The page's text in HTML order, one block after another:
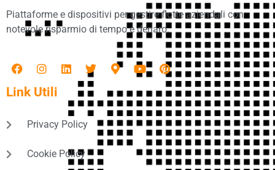
Piattaforme e dispositivi per gestire flotte aziendali con
notevole risparmio di tempo e denaro.
Link Utili
Privacy Policy
Cookie Policy